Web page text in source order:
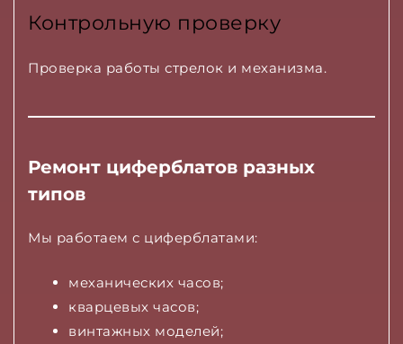
Контрольную проверку
Проверка работы стрелок и механизма.
Ремонт циферблатов разных
типов
Мы работаем с циферблатами:
механических часов;
кварцевых часов;
винтажных моделей;